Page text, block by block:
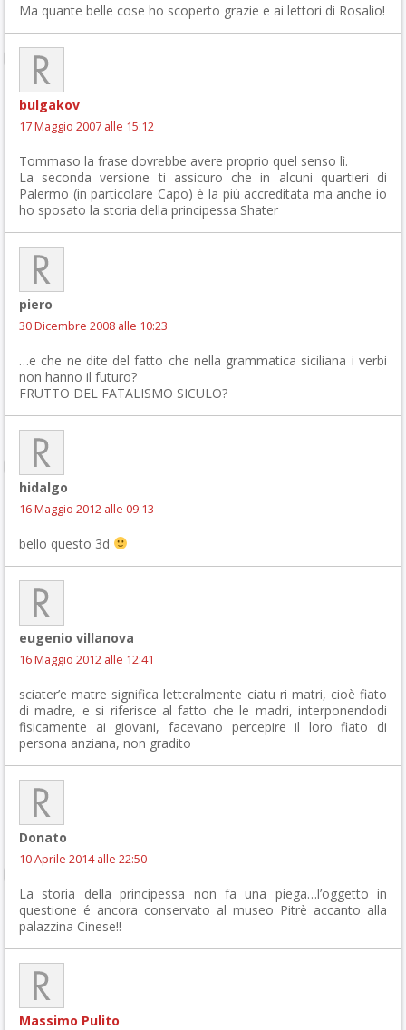
Ma quante belle cose ho scoperto grazie e ai lettori di Rosalio!
bulgakov
17 Maggio 2007 alle 15:12
Tommaso la frase dovrebbe avere proprio quel senso lì.
La seconda versione ti assicuro che in alcuni quartieri di
Palermo (in particolare Capo) è la più accreditata ma anche io
ho sposato la storia della principessa Shater
piero
30 Dicembre 2008 alle 10:23
…e che ne dite del fatto che nella grammatica siciliana i verbi
non hanno il futuro?
FRUTTO DEL FATALISMO SICULO?
hidalgo
16 Maggio 2012 alle 09:13
bello questo 3d
eugenio villanova
16 Maggio 2012 alle 12:41
sciater’e matre significa letteralmente ciatu ri matri, cioè fiato
di madre, e si riferisce al fatto che le madri, interponendodi
fisicamente ai giovani, facevano percepire il loro fiato di
persona anziana, non gradito
Donato
10 Aprile 2014 alle 22:50
La storia della principessa non fa una piega…l’oggetto in
questione é ancora conservato al museo Pitrè accanto alla
palazzina Cinese!!
Massimo Pulito